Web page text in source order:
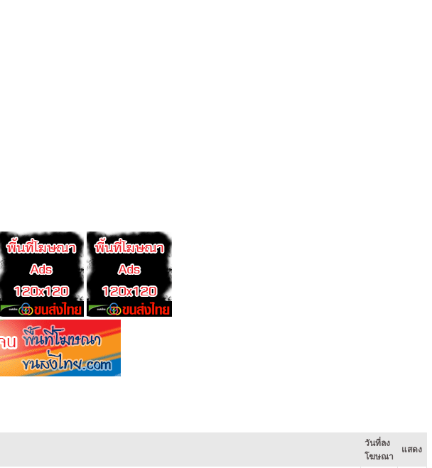
วันที่ลง
โฆษณา
แสดง